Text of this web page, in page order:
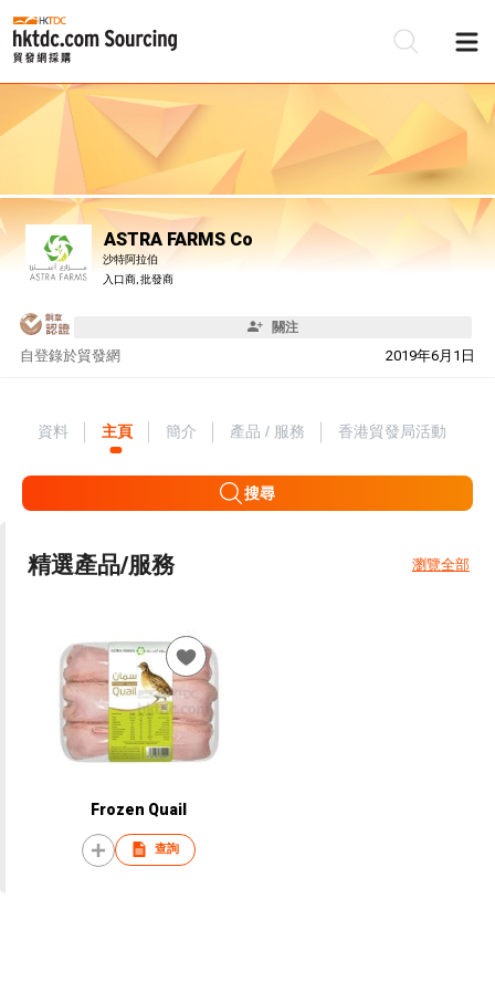
ASTRA FARMS Co
沙特阿拉伯
入口商, 批發商
關注
自 2019年6月1日
登錄於貿發網
資料 主頁 簡介 產品 / 服務 香港貿發局活動
搜尋
精選產品/服務 瀏覽全部
Frozen Quail
查詢